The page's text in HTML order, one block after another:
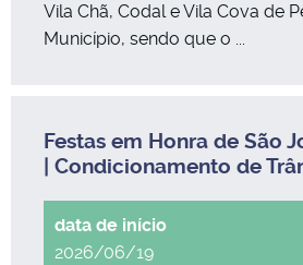
Vila Chã, Codal e Vila Cova de
Município, sendo que o ...
Festas em Honra de São
| Condicionamento de
2026/06/19